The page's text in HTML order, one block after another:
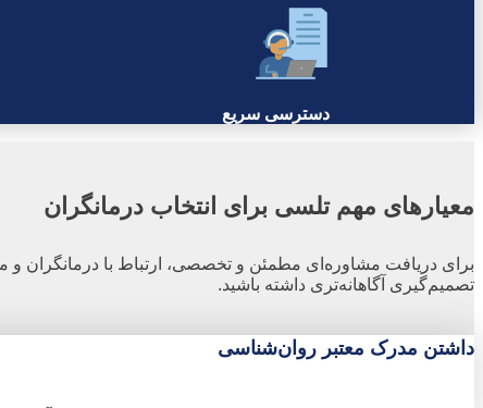
دسترسی سریع
معیارهای مهم تلسی برای انتخاب درمانگران
برای دریافت مشاوره‌ای مطمئن و تخصصی، ارتباط با درمانگران
تصمیم‌گیری آگاهانه‌تری داشته باشید.
داشتن مدرک معتبر روان‌شناسی